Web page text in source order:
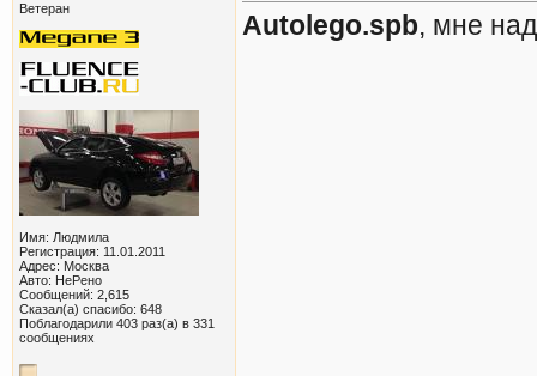
Ветеран
Имя: Людмила
Регистрация: 11.01.2011
Адрес: Москва
Авто: НеРено
Сообщений: 2,615
Сказал(а) спасибо: 648
Поблагодарили 403 раз(а) в 331
сообщениях
Autolego.spb, мне